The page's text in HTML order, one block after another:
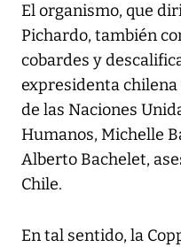
El organismo, que
Pichardo, también
cobardes y
expresidenta
de las Naciones
Humanos, Michelle
Alberto Bachelet,
Chile.
En tal sentido, la